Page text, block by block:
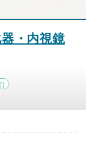
・内視鏡
)